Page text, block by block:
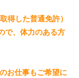
した普通免許）
で、体力のある方
お仕事もご希望に